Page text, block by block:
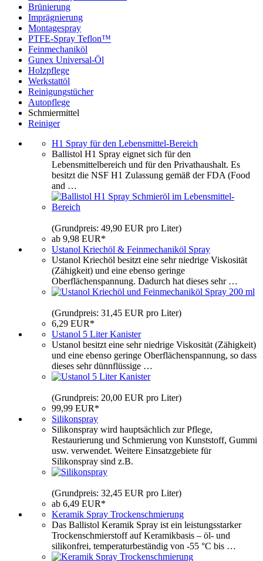
Brünierung
Imprägnierung
Montagespray
PTFE-Spray Teflon™
Feinmechaniköl
Gunex Universal-Öl
Holzpflege
Werkstattöl
Reinigungstücher
Autopflege
Schmiermittel
Reiniger
H1 Spray für den Lebensmittel-Bereich
Ballistol H1 Spray eignet sich für den
Lebensmittelbereich und für den Privathaushalt. Es
besitzt die NSF H1 Zulassung gemäß der FDA (Food
and …
(Grundpreis: 49,90 EUR pro Liter)
ab 9,98 EUR*
Ustanol Kriechöl & Feinmechaniköl Spray
Ustanol Kriechöl besitzt eine sehr niedrige Viskosität
(Zähigkeit) und eine ebenso geringe
Oberflächenspannung. Dadurch hat dieses sehr …
(Grundpreis: 31,45 EUR pro Liter)
6,29 EUR*
Ustanol 5 Liter Kanister
Ustanol besitzt eine sehr niedrige Viskosität (Zähigkeit)
und eine ebenso geringe Oberflächenspannung, so dass
dieses sehr dünnflüssige …
(Grundpreis: 20,00 EUR pro Liter)
99,99 EUR*
Silikonspray
Silikonspray wird hauptsächlich zur Pflege,
Restaurierung und Schmierung von Kunststoff, Gummi
usw. verwendet. Weitere Einsatzgebiete für
Silikonspray sind z.B.
(Grundpreis: 32,45 EUR pro Liter)
ab 6,49 EUR*
Keramik Spray Trockenschmierung
Das Ballistol Keramik Spray ist ein leistungsstarker
Trockenschmierstoff auf Keramikbasis – öl- und
silikonfrei, temperaturbeständig von -55 °C bis …